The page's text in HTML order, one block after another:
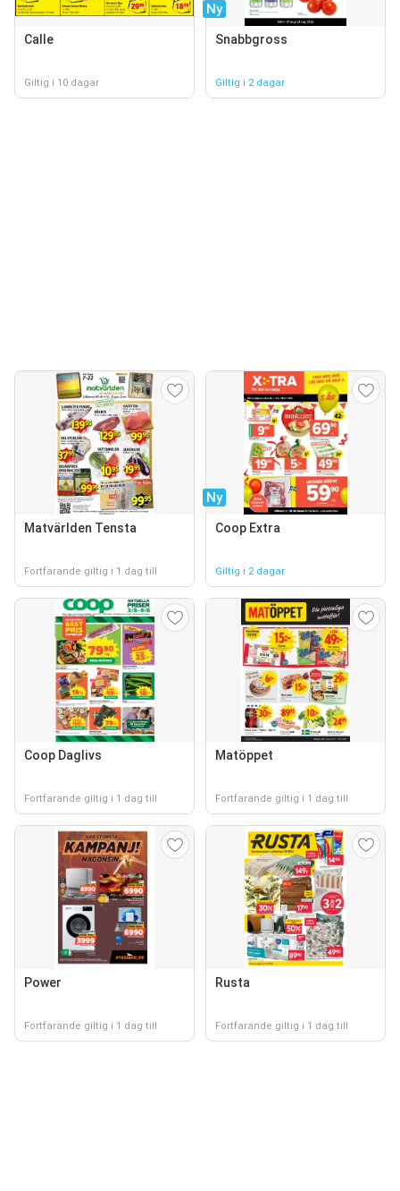
Calle
Giltig i 10 dagar
Ny
Snabbgross
Giltig i 2 dagar
Matvärlden Tensta
Fortfarande giltig i 1 dag till
Ny
Coop Extra
Giltig i 2 dagar
Coop Daglivs
Fortfarande giltig i 1 dag till
Matöppet
Fortfarande giltig i 1 dag till
Power
Fortfarande giltig i 1 dag till
Rusta
Fortfarande giltig i 1 dag till